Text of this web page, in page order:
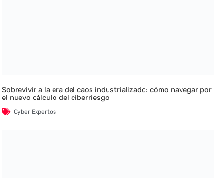
Sobrevivir a la era del caos industrializado: cómo navegar por
el nuevo cálculo del ciberriesgo
Cyber Expertos